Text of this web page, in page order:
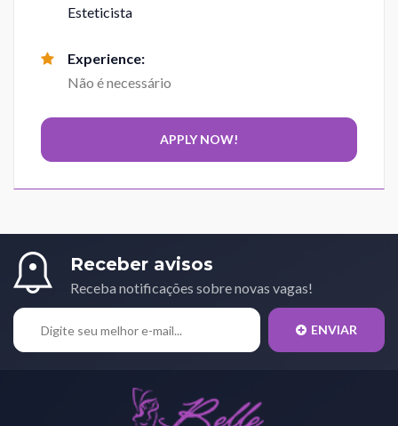
Esteticista
Experience:
Não é necessário
Receber avisos
Receba notificações sobre novas vagas!
ENVIAR